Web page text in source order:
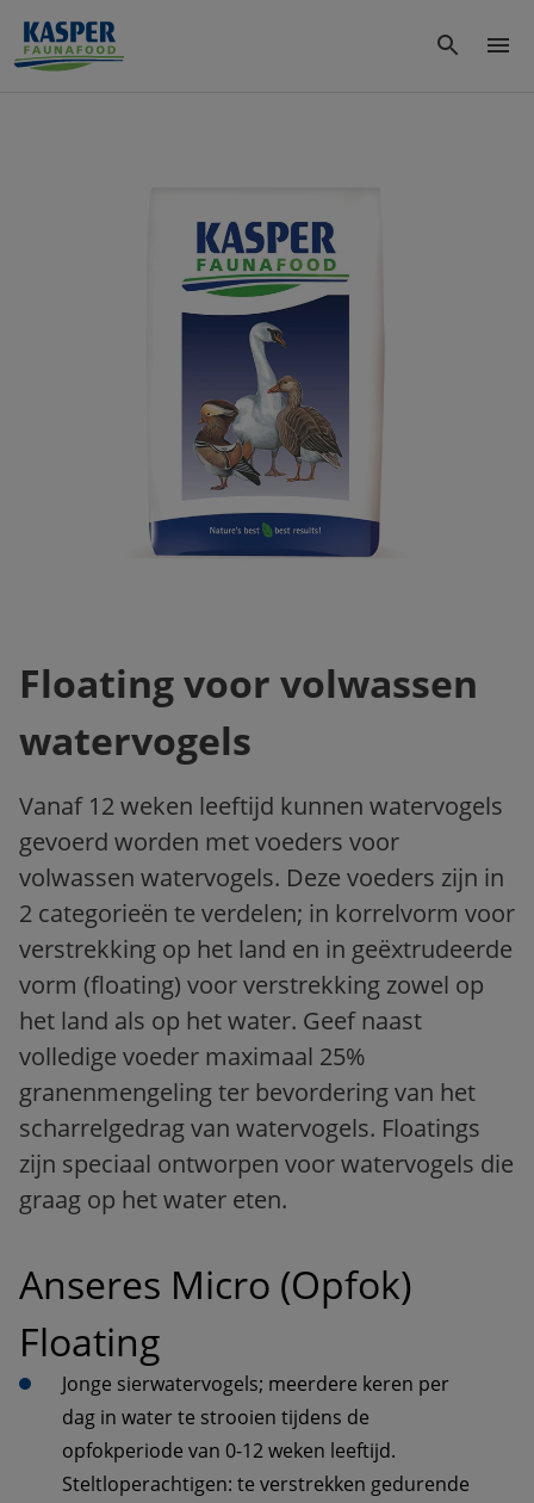
Floating voor volwassen
watervogels
Vanaf 12 weken leeftijd kunnen watervogels
gevoerd worden met voeders voor
volwassen watervogels. Deze voeders zijn in
2 categorieën te verdelen; in korrelvorm voor
verstrekking op het land en in geëxtrudeerde
vorm (floating) voor verstrekking zowel op
het land als op het water. Geef naast
volledige voeder maximaal 25%
granenmengeling ter bevordering van het
scharrelgedrag van watervogels. Floatings
zijn speciaal ontworpen voor watervogels die
graag op het water eten.
Anseres Micro (Opfok)
Floating
Jonge sierwatervogels; meerdere keren per
dag in water te strooien tijdens de
opfokperiode van 0-12 weken leeftijd.
Steltloperachtigen: te verstrekken gedurende